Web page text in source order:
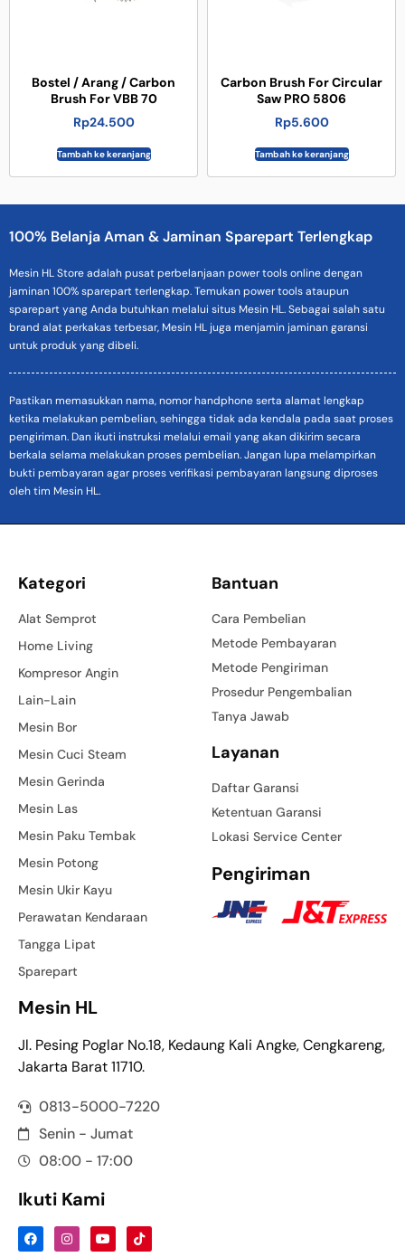
Bostel / Arang / Carbon
Brush For VBB 70
Rp24.500
Tambah ke keranjang
Carbon Brush For Circular
Saw PRO 5806
Rp5.600
Tambah ke keranjang
100% Belanja Aman & Jaminan Sparepart Terlengkap
Mesin HL Store adalah pusat perbelanjaan power tools online dengan
jaminan 100% sparepart terlengkap. Temukan power tools ataupun
sparepart yang Anda butuhkan melalui situs Mesin HL. Sebagai salah satu
brand alat perkakas terbesar, Mesin HL juga menjamin jaminan garansi
untuk produk yang dibeli.
Pastikan memasukkan nama, nomor handphone serta alamat lengkap
ketika melakukan pembelian, sehingga tidak ada kendala pada saat proses
pengiriman. Dan ikuti instruksi melalui email yang akan dikirim secara
berkala selama melakukan proses pembelian. Jangan lupa melampirkan
bukti pembayaran agar proses verifikasi pembayaran langsung diproses
oleh tim Mesin HL.
Kategori
Alat Semprot
Home Living
Kompresor Angin
Lain-Lain
Mesin Bor
Mesin Cuci Steam
Mesin Gerinda
Mesin Las
Mesin Paku Tembak
Mesin Potong
Mesin Ukir Kayu
Perawatan Kendaraan
Tangga Lipat
Sparepart
Bantuan
Cara Pembelian
Metode Pembayaran
Metode Pengiriman
Prosedur Pengembalian
Tanya Jawab
Layanan
Daftar Garansi
Ketentuan Garansi
Lokasi Service Center
Pengiriman
Mesin HL
Jl. Pesing Poglar No.18, Kedaung Kali Angke, Cengkareng,
Jakarta Barat 11710.
0813-5000-7220
Senin - Jumat
08:00 - 17:00
Ikuti Kami